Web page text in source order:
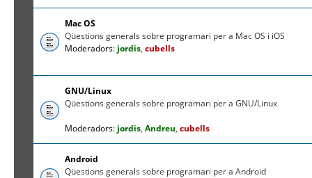
Mac OS
Qüestions generals sobre programari per a Mac OS i iOS
Moderadors: jordis,cubells
GNU/Linux
Qüestions generals sobre programari per a GNU/Linux
Moderadors: jordis,Andreu,cubells
Android
Qüestions generals sobre programari per a Android